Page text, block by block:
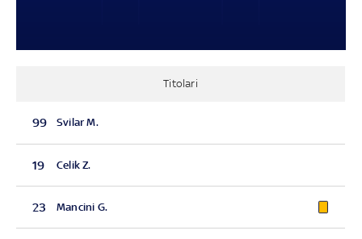
Titolari
99 Svilar M.
19 Celik Z.
23 Mancini G.